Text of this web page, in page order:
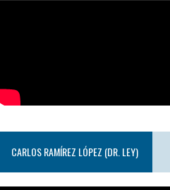
CARLOS RAMÍREZ LÓPEZ (DR. LEY)